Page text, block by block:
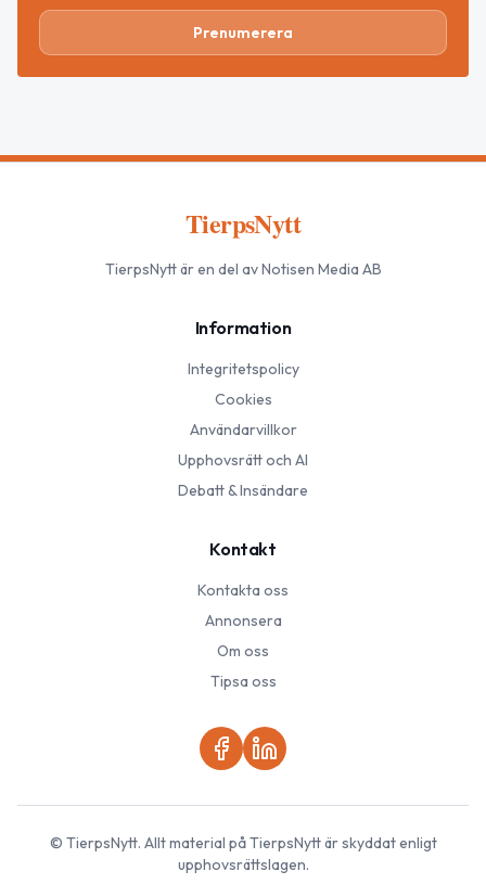
Prenumerera
TierpsNytt
TierpsNyttär en del av Notisen Media AB
Information
Integritetspolicy
Cookies
Användarvillkor
Upphovsrätt och AI
Debatt & Insändare
Kontakt
Kontakta oss
Annonsera
Om oss
Tipsa oss
© TierpsNytt. Allt material påTierpsNyttär skyddat enligt
upphovsrättslagen.